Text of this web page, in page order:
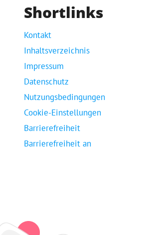
Shortlinks
Kontakt
Inhaltsverzeichnis
Impressum
Datenschutz
Nutzungsbedingungen
Cookie-Einstellungen
Barrierefreiheit
Barrierefreiheit an